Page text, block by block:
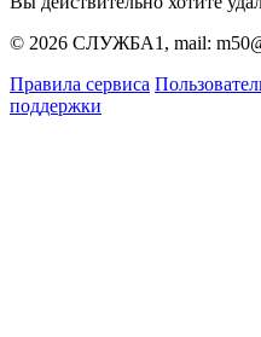
© 2026 СЛУЖБА1, mail:
Правила сервиса
поддержки